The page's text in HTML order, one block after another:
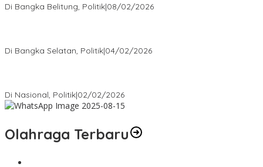
Di Bangka Belitung, Politik|08/02/2026
Di Bangka Selatan, Politik|04/02/2026
Di Nasional, Politik|02/02/2026
Olahraga Terbaru